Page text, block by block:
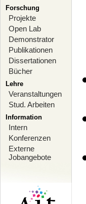
Forschung
Projekte
Open Lab
Demonstrator
Publikationen
Dissertationen
Bücher
Lehre
Veranstaltungen
Stud. Arbeiten
Information
Intern
Konferenzen
Externe
Jobangebote